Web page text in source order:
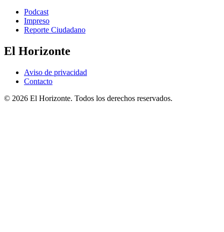
Podcast
Impreso
Reporte Ciudadano
El Horizonte
Aviso de privacidad
Contacto
© 2026 El Horizonte. Todos los derechos reservados.